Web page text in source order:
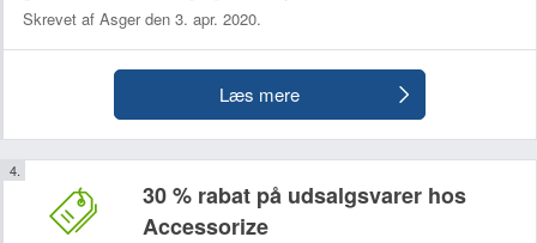
Skrevet af Asger den 3. apr. 2020.
Læs mere
30 % rabat på udsalgsvarer hos
Accessorize